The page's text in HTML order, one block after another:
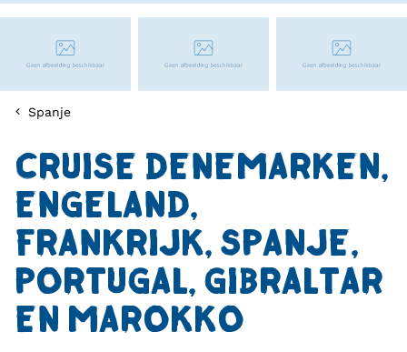
Spanje
CRUISE DENEMARKEN,
ENGELAND,
FRANKRIJK, SPANJE,
PORTUGAL, GIBRALTAR
EN MAROKKO